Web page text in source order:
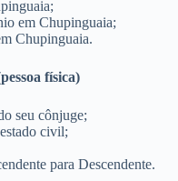
em Chupinguaia;
Chupinguaia.
física)
seu cônjuge;
civil;
para Descendente.